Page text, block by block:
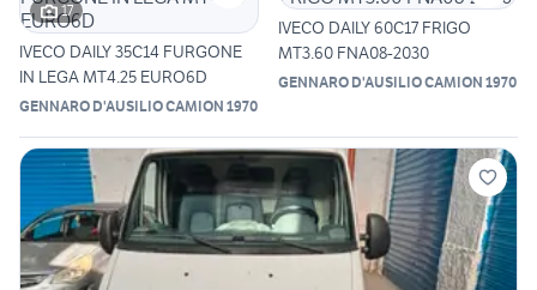
17
IVECO DAILY 35C14 FURGONE
IN LEGA MT4.25 EURO6D
GENNARO D'AUSILIO CAMION 1970
IVECO DAILY 60C17 FRIGO
MT3.60 FNA08-2030
GENNARO D'AUSILIO CAMION 1970